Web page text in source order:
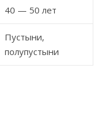
40 — 50 лет
Пустыни,
полупустыни